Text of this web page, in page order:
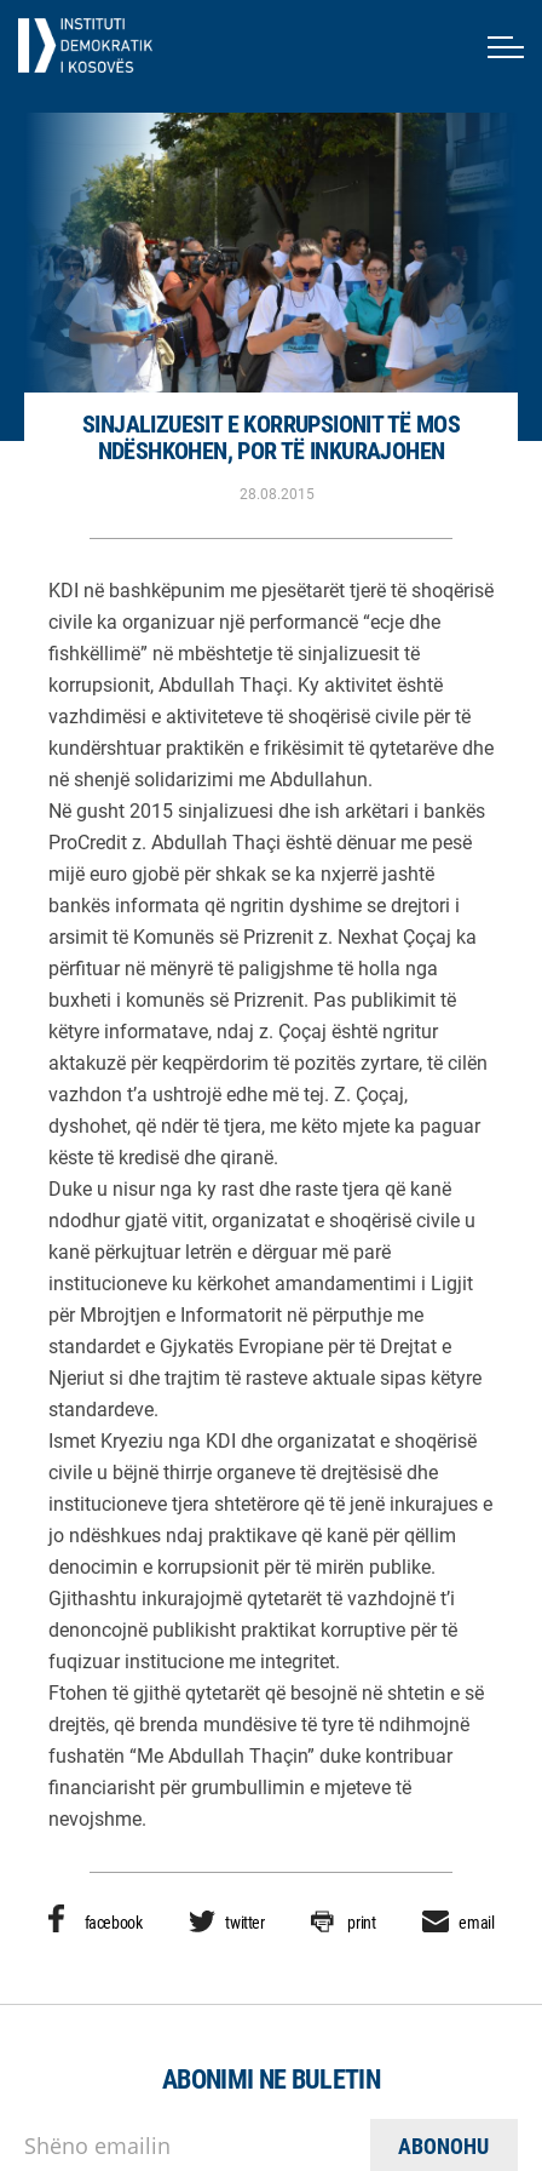
SINJALIZUESIT E KORRUPSIONIT TË MOS
NDËSHKOHEN, POR TË INKURAJOHEN
28.08.2015
KDI në bashkëpunim me pjesëtarët tjerë të shoqërisë
civile ka organizuar një performancë “ecje dhe
fishkëllimë” në mbështetje të sinjalizuesit të
korrupsionit, Abdullah Thaçi. Ky aktivitet është
vazhdimësi e aktiviteteve të shoqërisë civile për të
kundërshtuar praktikën e frikësimit të qytetarëve dhe
në shenjë solidarizimi me Abdullahun.
Në gusht 2015 sinjalizuesi dhe ish arkëtari i bankës
ProCredit z. Abdullah Thaçi është dënuar me pesë
mijë euro gjobë për shkak se ka nxjerrë jashtë
bankës informata që ngritin dyshime se drejtori i
arsimit të Komunës së Prizrenit z. Nexhat Çoçaj ka
përfituar në mënyrë të paligjshme të holla nga
buxheti i komunës së Prizrenit. Pas publikimit të
këtyre informatave, ndaj z. Çoçaj është ngritur
aktakuzë për keqpërdorim të pozitës zyrtare, të cilën
vazhdon t’a ushtrojë edhe më tej. Z. Çoçaj,
dyshohet, që ndër të tjera, me këto mjete ka paguar
këste të kredisë dhe qiranë.
Duke u nisur nga ky rast dhe raste tjera që kanë
ndodhur gjatë vitit, organizatat e shoqërisë civile u
kanë përkujtuar letrën e dërguar më parë
institucioneve ku kërkohet amandamentimi i Ligjit
për Mbrojtjen e Informatorit në përputhje me
standardet e Gjykatës Evropiane për të Drejtat e
Njeriut si dhe trajtim të rasteve aktuale sipas këtyre
standardeve.
Ismet Kryeziu nga KDI dhe organizatat e shoqërisë
civile u bëjnë thirrje organeve të drejtësisë dhe
institucioneve tjera shtetërore që të jenë inkurajues e
jo ndëshkues ndaj praktikave që kanë për qëllim
denocimin e korrupsionit për të mirën publike.
Gjithashtu inkurajojmë qytetarët të vazhdojnë t’i
denoncojnë publikisht praktikat korruptive për të
fuqizuar institucione me integritet.
Ftohen të gjithë qytetarët që besojnë në shtetin e së
drejtës, që brenda mundësive të tyre të ndihmojnë
fushatën “Me Abdullah Thaçin” duke kontribuar
financiarisht për grumbullimin e mjeteve të
nevojshme.
facebook twitter print email
ABONIMI NE BULETIN
Shëno emailin